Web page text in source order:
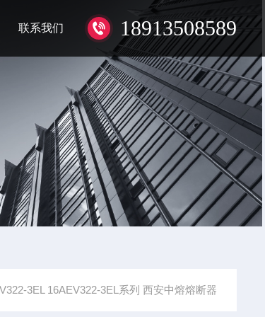
18913508589
联系我们
3EL 16AEV322-3EL系列 西安中熔熔断器